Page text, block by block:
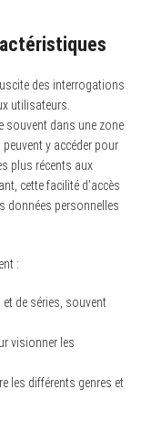
des interrogations
utilisateurs.
souvent dans une zone
y accéder pour
plus récents aux
cette facilité d’accès
données personnelles
:
de séries, souvent
visionner les
les différents genres et